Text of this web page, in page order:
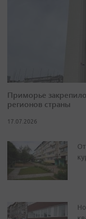
Приморье
регионов страны
17.07.2026